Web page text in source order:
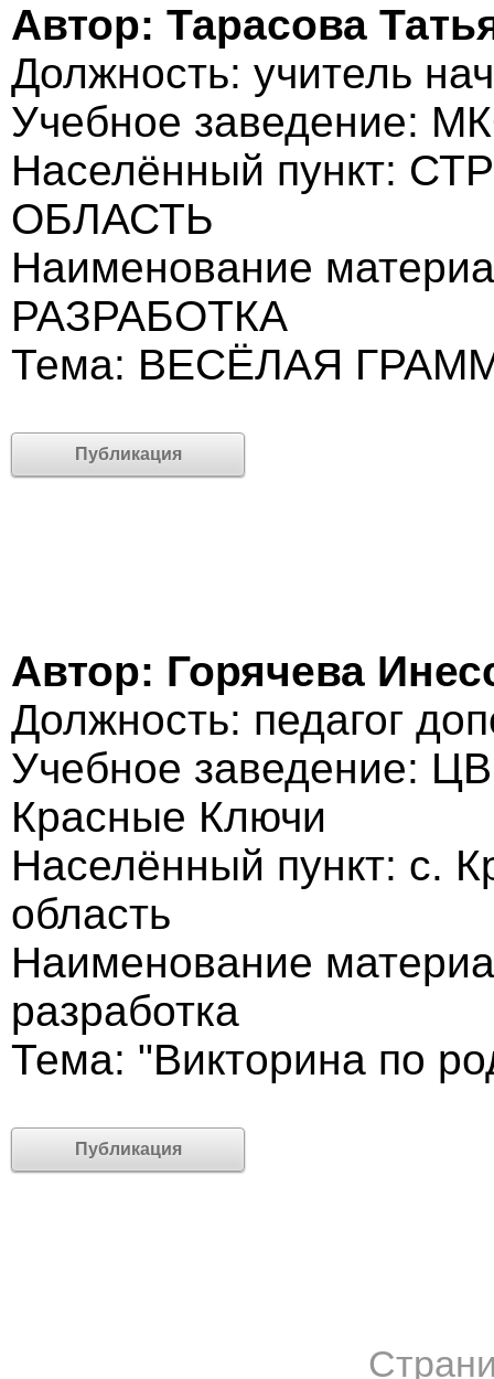
Автор: Тарасова
Должность: учитель
Учебное заведение:
Населённый пункт:
ОБЛАСТЬ
Наименование
РАЗРАБОТКА
Тема: ВЕСЁЛАЯ
Публикация
Автор: Горячева
Должность: педагог
Учебное заведение:
Красные Ключи
Населённый пункт: с.
область
Наименование
разработка
Тема: "Викторина по
Публикация